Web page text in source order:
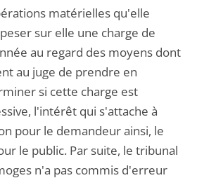
matérielles qu'elle
sur elle une charge de
au regard des moyens dont
au juge de prendre en
si cette charge est
l'intérêt qui s'attache à
pour le demandeur ainsi, le
le public. Par suite, le tribunal
n'a pas commis d'erreur